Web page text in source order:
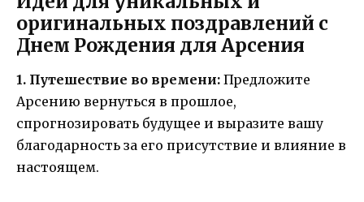
оригинальных поздравлений с
Днем Рождения для Арсения
1. Путешествие во времени: Предложите
Арсению вернуться в прошлое,
спрогнозировать будущее и выразите вашу
благодарность за его присутствие и влияние в
настоящем.